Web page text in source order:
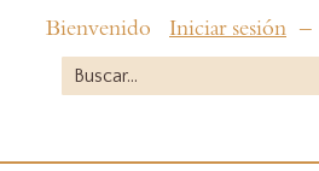
Bienvenido Iniciar sesión